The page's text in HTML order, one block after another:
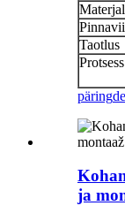
Materjal
Taotlus
Protsess
päring
ja